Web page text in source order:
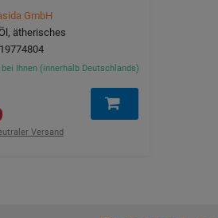
GmbH
ätherisches
19774804
Ihnen (innerhalb Deutschlands)
Versand